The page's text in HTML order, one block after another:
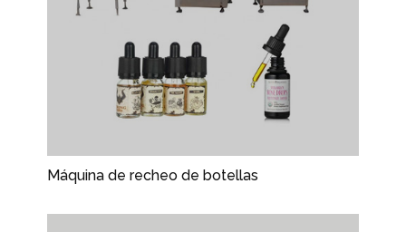
Máquina de recheo de botellas